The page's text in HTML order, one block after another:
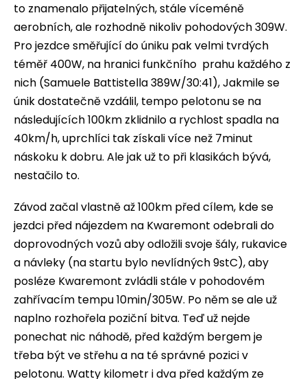
to znamenalo přijatelných, stále víceméně
aerobních, ale rozhodně nikoliv pohodových 309W.
Pro jezdce směřující do úniku pak velmi tvrdých
téměř 400W, na hranici funkčního prahu každého z
nich (Samuele Battistella 389W/30:41), Jakmile se
únik dostatečně vzdálil, tempo pelotonu se na
následujících 100km zklidnilo a rychlost spadla na
40km/h, uprchlíci tak získali více než 7minut
náskoku k dobru. Ale jak už to při klasikách bývá,
nestačilo to.
Závod začal vlastně až 100km před cílem, kde se
jezdci před nájezdem na Kwaremont odebrali do
doprovodných vozů aby odložili svoje šály, rukavice
a návleky (na startu bylo nevlídných 9stC), aby
posléze Kwaremont zvládli stále v pohodovém
zahřívacím tempu 10min/305W. Po něm se ale už
naplno rozhořela poziční bitva. Teď už nejde
ponechat nic náhodě, před každým bergem je
třeba být ve střehu a na té správné pozici v
pelotonu. Watty kilometr i dva před každým ze